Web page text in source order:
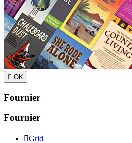
 OK
Fournier
Fournier
Grid